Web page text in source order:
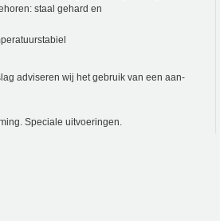
staal gehard en
adviseren wij het gebruik van een aan­
Speciale uitvoeringen.